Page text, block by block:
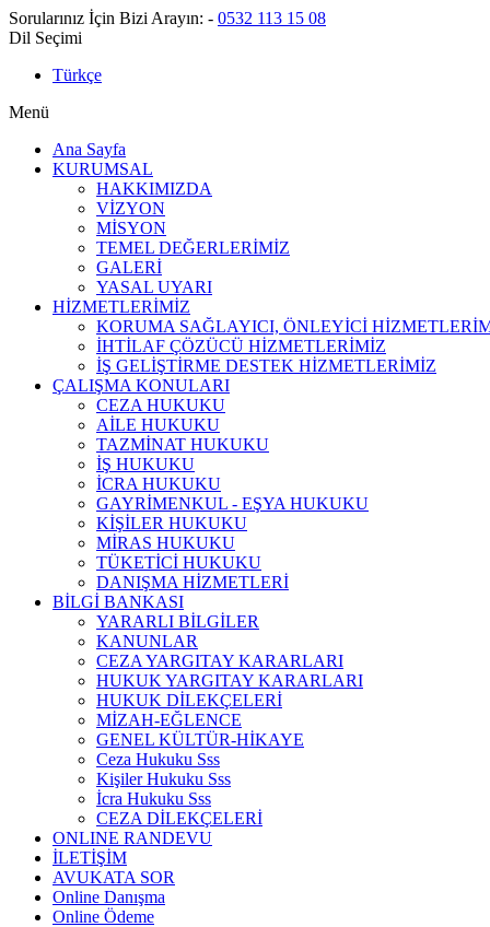
Sorularınız İçin Bizi Arayın: - 0532 113 15 08
Dil Seçimi
Türkçe
Menü
Ana Sayfa
KURUMSAL
HAKKIMIZDA
VİZYON
MİSYON
TEMEL DEĞERLERİMİZ
GALERİ
YASAL UYARI
HİZMETLERİMİZ
KORUMA SAĞLAYICI, ÖNLEYİCİ
İHTİLAF ÇÖZÜCÜ HİZMETLERİMİZ
İŞ GELİŞTİRME DESTEK HİZMETLERİMİZ
ÇALIŞMA KONULARI
CEZA HUKUKU
AİLE HUKUKU
TAZMİNAT HUKUKU
İŞ HUKUKU
İCRA HUKUKU
GAYRİMENKUL - EŞYA HUKUKU
KİŞİLER HUKUKU
MİRAS HUKUKU
TÜKETİCİ HUKUKU
DANIŞMA HİZMETLERİ
BİLGİ BANKASI
YARARLI BİLGİLER
KANUNLAR
CEZA YARGITAY KARARLARI
HUKUK YARGITAY KARARLARI
HUKUK DİLEKÇELERİ
MİZAH-EĞLENCE
GENEL KÜLTÜR-HİKAYE
Ceza Hukuku Sss
Kişiler Hukuku Sss
İcra Hukuku Sss
CEZA DİLEKÇELERİ
ONLINE RANDEVU
İLETİŞİM
AVUKATA SOR
Online Danışma
Online Ödeme